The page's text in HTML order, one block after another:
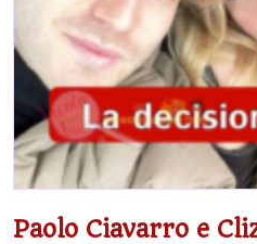
Paolo Ciavarro e